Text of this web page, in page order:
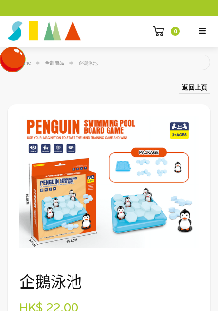
0
Home 全部商品 企鵝泳池
返回上頁
企鵝泳池
HK$ 22.00